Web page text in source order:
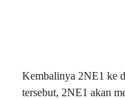
Kembalinya 2NE1 ke
tersebut, 2NE1 akan